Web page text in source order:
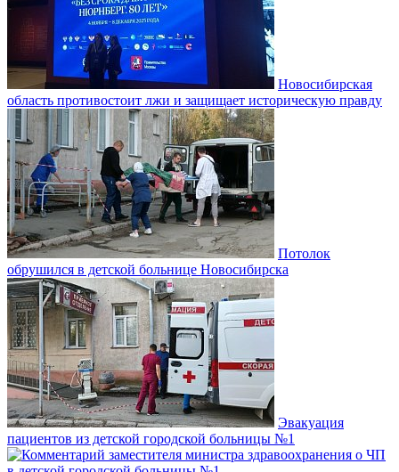
Новосибирская
область противостоит лжи и защищает историческую правду
Потолок
обрушился в детской больнице Новосибирска
Эвакуация
пациентов из детской городской больницы №1